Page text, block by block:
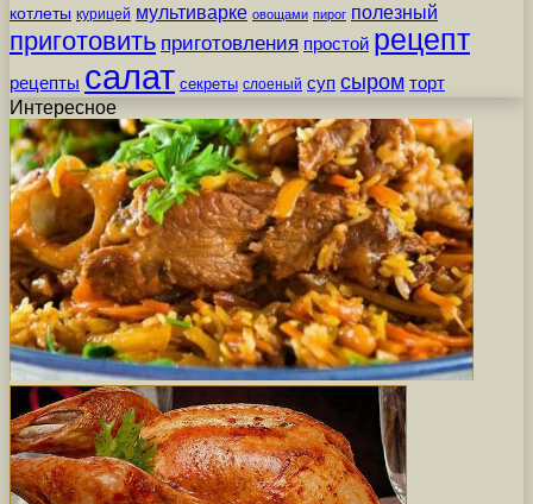
котлеты курицей мультиварке овощами пирог полезный
приготовить приготовления простой рецепт
рецепты салат секреты слоеный суп сыром торт
Интересное